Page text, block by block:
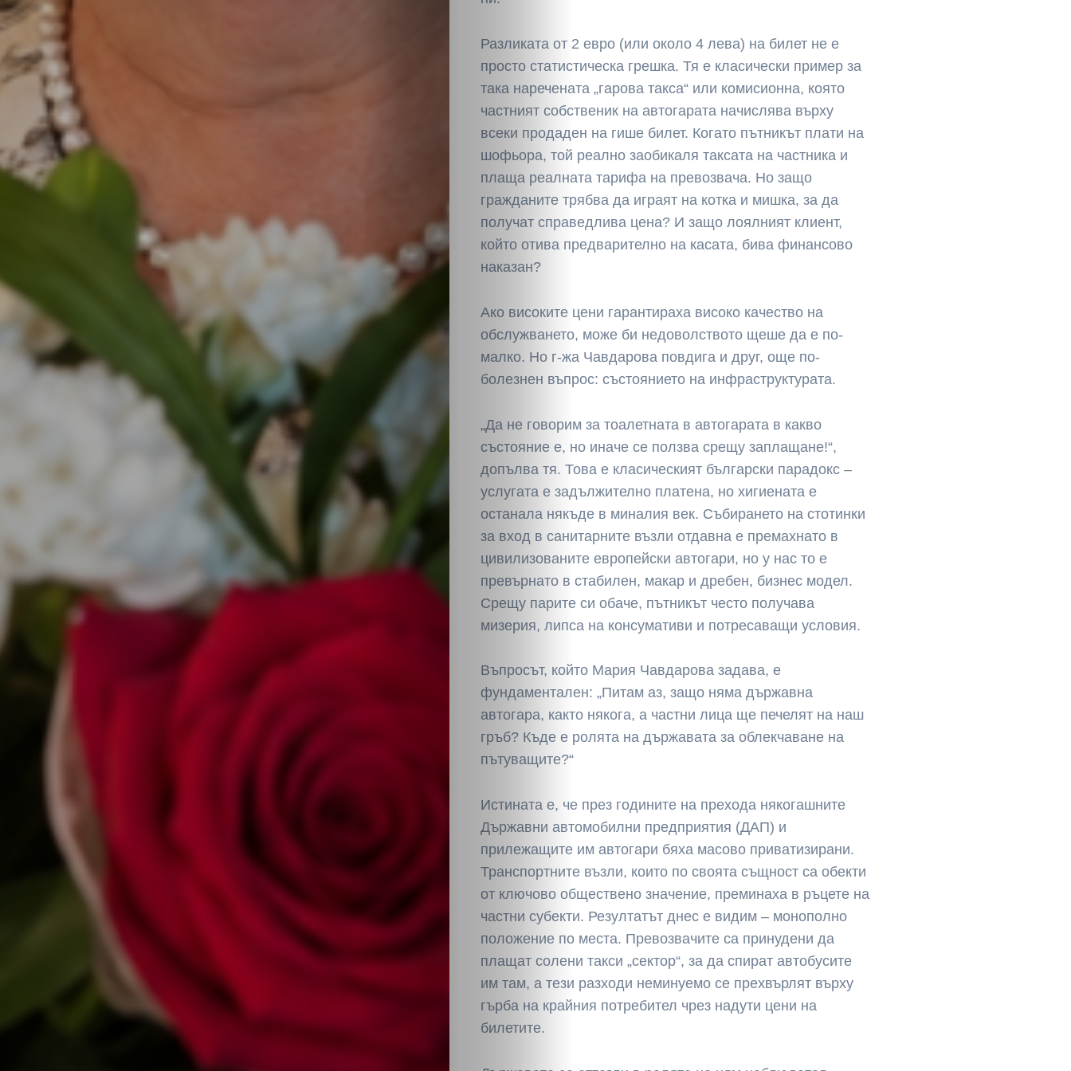
Светско
Крими
Малки
обяви
Таблоид
Новини
Разликата от 2 евро (или около 4 лева) на билет не е
просто статистическа грешка. Тя е класически пример за
така наречената „гарова такса“ или комисионна, която
частният собственик на автогарата начислява върху
всеки продаден на гише билет. Когато пътникът плати на
шофьора, той реално заобикаля таксата на частника и
плаща реалната тарифа на превозвача. Но защо
гражданите трябва да играят на котка и мишка, за да
получат справедлива цена? И защо лоялният клиент,
който отива предварително на касата, бива финансово
наказан?
Ако високите цени гарантираха високо качество на
обслужването, може би недоволството щеше да е по-
малко. Но г-жа Чавдарова повдига и друг, още по-
болезнен въпрос: състоянието на инфраструктурата.
„Да не говорим за тоалетната в автогарата в какво
състояние е, но иначе се ползва срещу заплащане!“,
допълва тя. Това е класическият български парадокс –
услугата е задължително платена, но хигиената е
останала някъде в миналия век. Събирането на стотинки
за вход в санитарните възли отдавна е премахнато в
цивилизованите европейски автогари, но у нас то е
превърнато в стабилен, макар и дребен, бизнес модел.
Срещу парите си обаче, пътникът често получава
мизерия, липса на консумативи и потресаващи условия.
Въпросът, който Мария Чавдарова задава, е
фундаментален: „Питам аз, защо няма държавна
автогара, както някога, а частни лица ще печелят на наш
гръб? Къде е ролята на държавата за облекчаване на
пътуващите?“
Истината е, че през годините на прехода някогашните
Държавни автомобилни предприятия (ДАП) и
прилежащите им автогари бяха масово приватизирани.
Транспортните възли, които по своята същност са обекти
от ключово обществено значение, преминаха в ръцете на
частни субекти. Резултатът днес е видим – монополно
положение по места. Превозвачите са принудени да
плащат солени такси „сектор“, за да спират автобусите
им там, а тези разходи неминуемо се прехвърлят върху
гърба на крайния потребител чрез надути цени на
билетите.